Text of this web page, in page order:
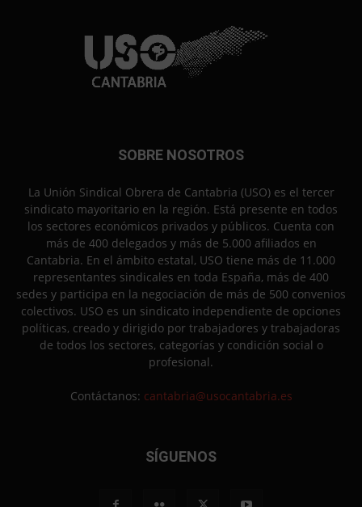
SOBRE NOSOTROS
La Unión Sindical Obrera de Cantabria (USO) es el tercer
sindicato mayoritario en la región. Está presente en todos
los sectores económicos privados y públicos. Cuenta con
más de 400 delegados y más de 5.000 afiliados en
Cantabria. En el ámbito estatal, USO tiene más de 11.000
representantes sindicales en toda España, más de 400
sedes y participa en la negociación de más de 500 convenios
colectivos. USO es un sindicato independiente de opciones
políticas, creado y dirigido por trabajadores y trabajadoras
de todos los sectores, categorías y condición social o
profesional.
Contáctanos: cantabria@usocantabria.es
SÍGUENOS